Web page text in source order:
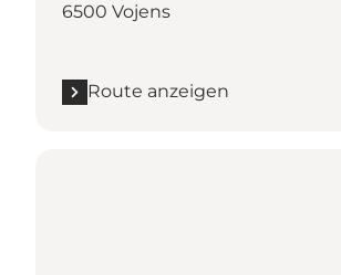
6500 Vojens
Route anzeigen